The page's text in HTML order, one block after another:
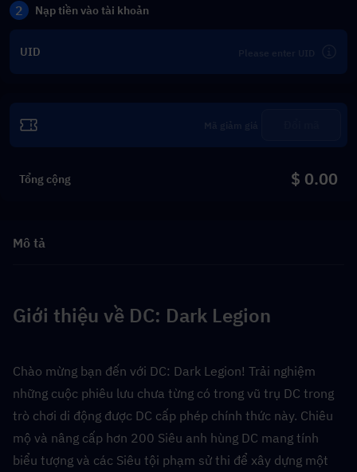
2 Nạp tiền vào tài khoản
UID
Tổng cộng $ 0.00
Mô tả
Giới thiệu về DC: Dark Legion
Chào mừng bạn đến với DC: Dark Legion! Trải nghiệm
những cuộc phiêu lưu chưa từng có trong vũ trụ DC trong
trò chơi di động được DC cấp phép chính thức này. Chiêu
mộ và nâng cấp hơn 200 Siêu anh hùng DC mang tính
biểu tượng và các Siêu tội phạm sử thi để xây dựng một